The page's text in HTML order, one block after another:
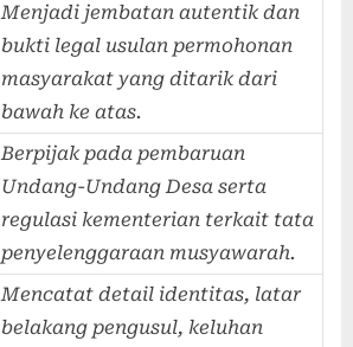
Menjadi jembatan autentik dan
bukti legal usulan permohonan
masyarakat yang ditarik dari
bawah ke atas.
Berpijak pada pembaruan
Undang-Undang Desa serta
regulasi kementerian terkait tata
penyelenggaraan musyawarah.
Mencatat detail identitas, latar
belakang pengusul, keluhan